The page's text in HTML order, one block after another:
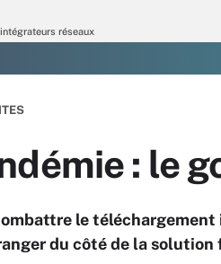
réseaux
: le
le
du côté de la solution